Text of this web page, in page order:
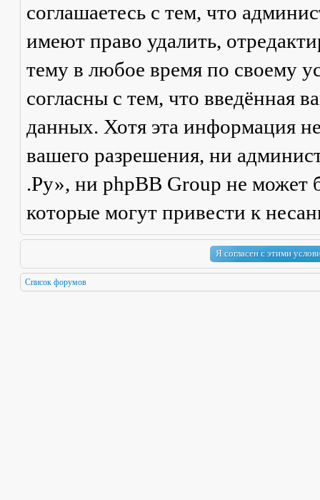
соглашаетесь с тем, что
имеют право удалить,
тему в любое время по своему
согласны с тем, что введённая
данных. Хотя эта информация
вашего разрешения, ни
.Ру», ни phpBB Group не может
которые могут привести к
Список форумов